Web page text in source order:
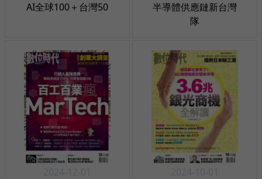
AI全球100＋台灣50
半導體供應鏈新台灣
隊